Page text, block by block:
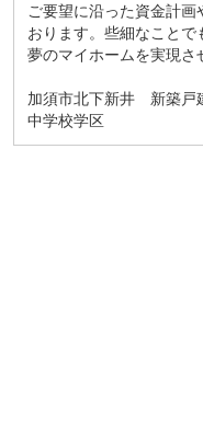
ご要望に沿った資金計
おります。些細なことで
夢のマイホームを実現さ
加須市北下新井 新築
中学校学区